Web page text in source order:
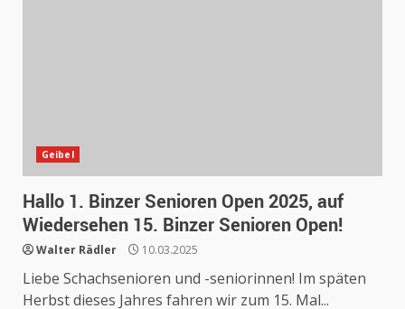
Geibel
Hallo 1. Binzer Senioren Open 2025, auf
Wiedersehen 15. Binzer Senioren Open!
Walter Rädler 10.03.2025
Liebe Schachsenioren und -seniorinnen! Im späten
Herbst dieses Jahres fahren wir zum 15. Mal...